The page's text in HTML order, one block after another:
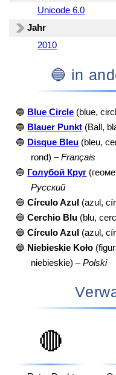
Unicode 6.0
Jahr
2010
🔵 in
🔵 Blue Circle (blue,
🔵 Blauer Punkt (Ball,
🔵 Disque Bleu (bleu,
rond) –Français
🔵 Голубой Круг
Русский
🔵 Círculo Azul (azul,
🔵 Cerchio Blu (blu,
🔵 Círculo Azul (azul,
🔵 Niebieskie Koło
niebieskie) –Polski
🔴